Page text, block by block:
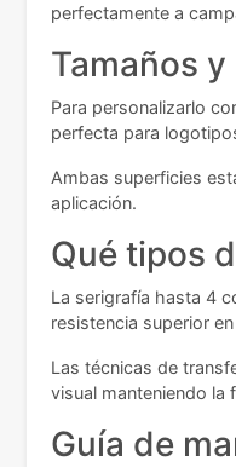
perfectamente a
Tamaños
Para personalizarlo
perfecta para
Ambas superficies
aplicación.
Qué tipos
La serigrafía hasta 4
resistencia superior
Las técnicas de
visual manteniendo la
Guía de